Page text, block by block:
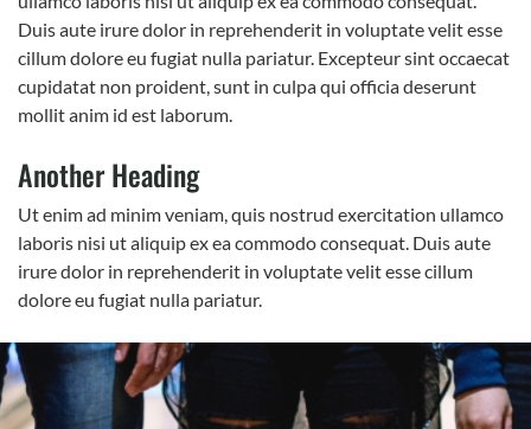
Duis aute irure dolor in reprehenderit in voluptate velit esse
cillum dolore eu fugiat nulla pariatur. Excepteur sint occaecat
cupidatat non proident, sunt in culpa qui officia deserunt
mollit anim id est laborum.
Another Heading
Ut enim ad minim veniam, quis nostrud exercitation ullamco
laboris nisi ut aliquip ex ea commodo consequat. Duis aute
irure dolor in reprehenderit in voluptate velit esse cillum
dolore eu fugiat nulla pariatur.